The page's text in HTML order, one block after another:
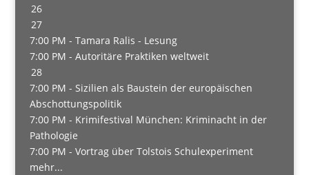
26
27
7:00 PM - Tamara Ralis - Lesung
7:00 PM - Autoritäre Praktiken weltweit
28
7:00 PM - Sizilien als Baustein der europäischen
Abschottungspolitik
7:00 PM - Krimifestival München: Kriminacht in der
Pathologie
7:00 PM - Vortrag über Tolstois Schulexperiment
mehr...